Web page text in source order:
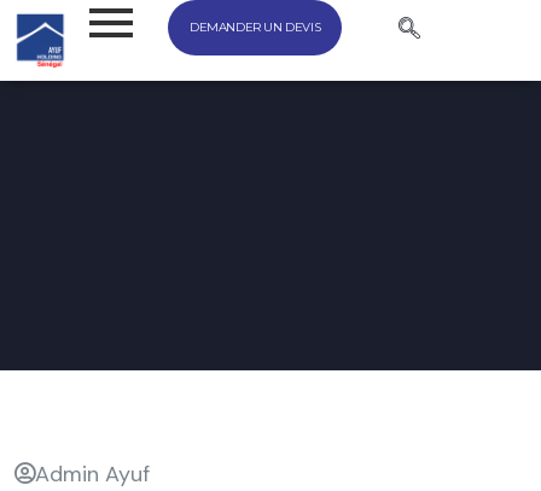
DEMANDER UN DEVIS
Admin Ayuf